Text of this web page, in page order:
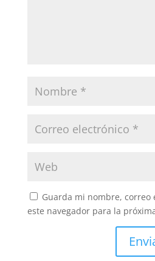
Guarda mi nombre, correo
este navegador para la